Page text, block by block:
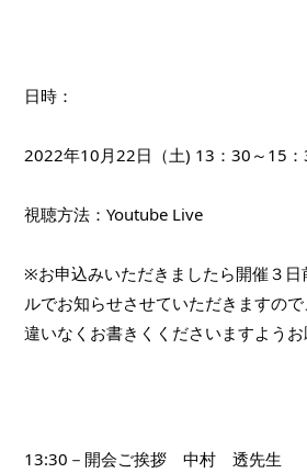
日時：
2022年10月22日（土) 13：30～15
視聴方法：Youtube Live
※お申込みいただきましたら開催３日
ルでお知らせさせていただきますの
違いなくお書きくくださいますようお
13:30－開会ご挨拶　中村　透先生